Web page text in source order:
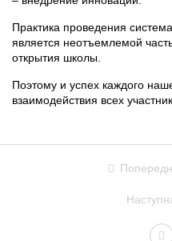
Практика проведения
является неотъемлемой
открытия школы.
Поэтому и успех каждого
взаимодействия всех